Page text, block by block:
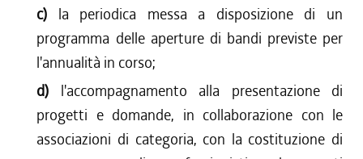
c) la periodica messa a disposizione di un
programma delle aperture di bandi previste per
l'annualità in corso;
d) l'accompagnamento alla presentazione di
progetti e domande, in collaborazione con le
associazioni di categoria, con la costituzione di